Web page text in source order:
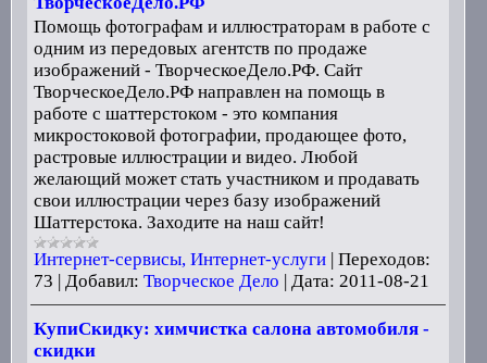
Помощь фотографам и иллюстраторам в работе с
одним из передовых агентств по продаже
изображений - ТворческоеДело.РФ. Сайт
ТворческоеДело.РФ направлен на помощь в
работе с шаттерстоком - это компания
микростоковой фотографии, продающее фото,
растровые иллюстрации и видео. Любой
желающий может стать участником и продавать
свои иллюстрации через базу изображений
Шаттерстока. Заходите на наш сайт!
Интернет-сервисы, Интернет-услуги| Переходов:
73 | Добавил: Творческое Дело | Дата: 2011-08-21
КупиСкидку: химчистка салона автомобиля -
скидки